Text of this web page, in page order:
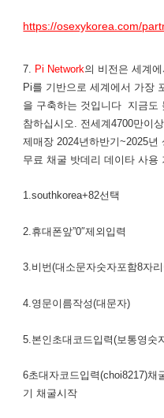
https://osexykorea.com/
7. Pi Network의 비전은 세계
Pi를 기반으로 세계에서 가장
을 구축하는 것입니다 지금도
참하십시오. 전세계4700만이
제매장 2024년하반기~2025
무료 채굴 밧데리 데이타 사용
1.southkorea+82선택
2.휴대폰앞”0″제외입력
3.비번(대소문자숫자포함8자
4.영문이름작성(대문자)
5.본인초대코드입력(보통영숫
6초대자코드입력(choi8217)채
기 채굴시작